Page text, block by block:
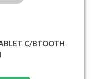
C/BTOOTH